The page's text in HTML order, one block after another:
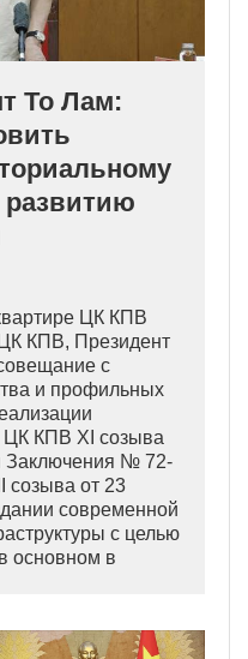
То Лам:
ЦК КПВ
КПВ, Президент
с
и профильных
КПВ XI созыва
Заключения № 72-
созыва от 23
современной
с целью
основном в